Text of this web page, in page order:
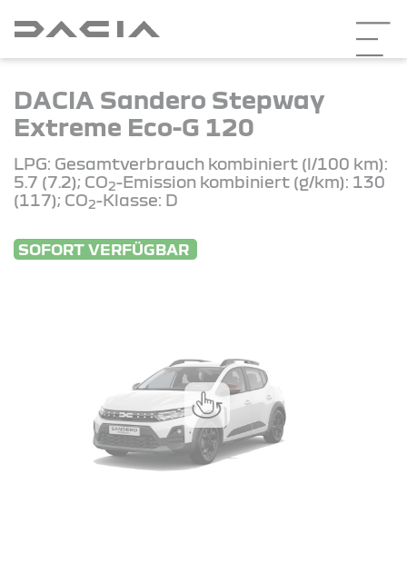
DACIA Sandero Stepway
Extreme Eco-G 120
LPG: Gesamtverbrauch kombiniert (l/100 km):
5.7 (7.2); CO2-Emission kombiniert (g/km): 130
(117); CO2-Klasse: D
SOFORT VERFÜGBAR